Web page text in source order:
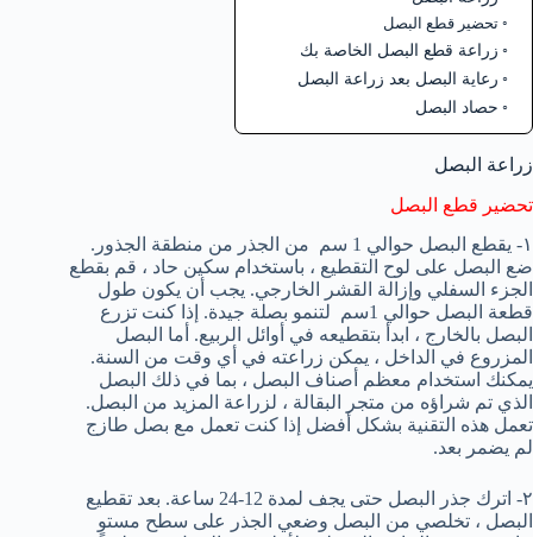
تحضير قطع البصل
زراعة قطع البصل الخاصة بك
رعاية البصل بعد زراعة البصل
حصاد البصل
زراعة البصل
تحضير قطع البصل
١- يقطع البصل حوالي 1 سم من الجذر من منطقة الجذور.
ضع البصل على لوح التقطيع ، باستخدام سكين حاد ، قم بقطع
الجزء السفلي وإزالة القشر الخارجي. يجب أن يكون طول
قطعة البصل حوالي 1سم لتنمو بصلة جيدة. إذا كنت تزرع
البصل بالخارج ، ابدأ بتقطيعه في أوائل الربيع. أما البصل
المزروع في الداخل ، يمكن زراعته في أي وقت من السنة.
يمكنك استخدام معظم أصناف البصل ، بما في ذلك البصل
الذي تم شراؤه من متجر البقالة ، لزراعة المزيد من البصل.
تعمل هذه التقنية بشكل أفضل إذا كنت تعمل مع بصل طازج
لم يضمر بعد.
٢- اترك جذر البصل حتى يجف لمدة 12-24 ساعة. بعد تقطيع
البصل ، تخلصي من البصل وضعي الجذر على سطح مستوٍ